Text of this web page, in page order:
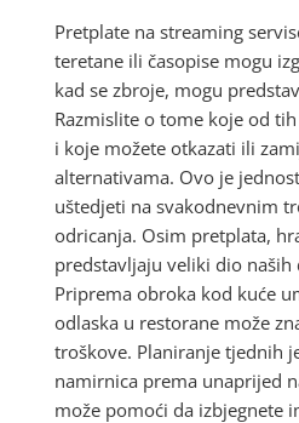
Pretplate na streaming
teretane ili časopise mogu
kad se zbroje, mogu
Razmislite o tome koje od
i koje možete otkazati ili
alternativama. Ovo je
uštedjeti na svakodnevnim
odricanja. Osim pretplata,
predstavljaju veliki dio naših
Priprema obroka kod kuće
odlaska u restorane može
troškove. Planiranje tjednih
namirnica prema unaprijed
može pomoći da izbjegnete